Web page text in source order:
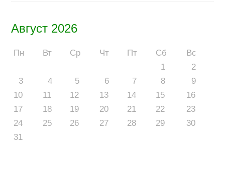
Август 2026
Пн Вт Ср Чт Пт Сб
Вс
1
2
3
4 5 6 7 8
9
10
11 12 13 14 15
16
17
18 19 20 21 22
23
24
25 26 27 28 29
30
31